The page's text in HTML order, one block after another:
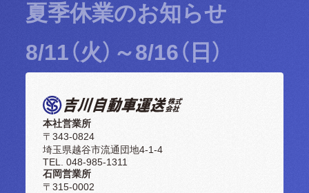
本社営業所
〒343-0824
埼玉県越谷市流通団地4-1-4
TEL. 048-985-1311
石岡営業所
〒315-0002
夏季休業のお知らせ
8/11（火）～8/16（日）